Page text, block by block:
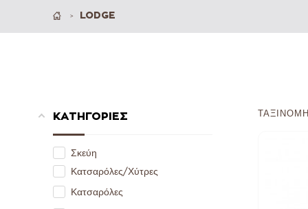
> LODGE
ΚΑΤΗΓΟΡΙΕΣ
Σκεύη
Κατσαρόλες/Χύτρες
Κατσαρόλες